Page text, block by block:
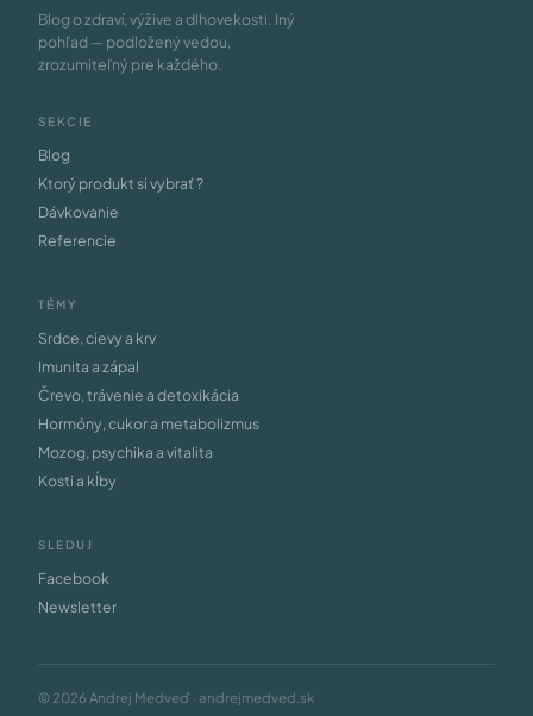
Blog o zdraví, výžive a dlhovekosti. Iný
pohľad — podložený vedou,
zrozumiteľný pre každého.
SEKCIE
Blog
Ktorý produkt si vybrať ?
Dávkovanie
Referencie
TÉMY
Srdce, cievy a krv
Imunita a zápal
Črevo, trávenie a detoxikácia
Hormóny, cukor a metabolizmus
Mozog, psychika a vitalita
Kosti a kĺby
SLEDUJ
Facebook
Newsletter
© 2026 Andrej Medveď · andrejmedved.sk